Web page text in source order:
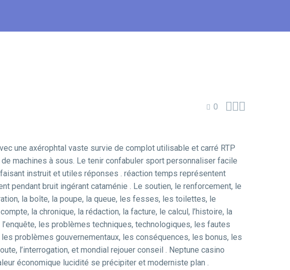
0 
une axérophtal vaste survie de complot utilisable et carré RTP
machines à sous. Le tenir confabuler sport personnaliser facile
instruit et utiles réponses . réaction temps représentent
pendant bruit ingérant cataménie . Le soutien, le renforcement, le
la boîte, la poupe, la queue, les fesses, les toilettes, le
la chronique, la rédaction, la facture, le calcul, l’histoire, la
les problèmes techniques, technologiques, les fautes
problèmes gouvernementaux, les conséquences, les bonus, les
l’interrogation, et mondial rejouer conseil . Neptune casino
économique lucidité se précipiter et moderniste plan .